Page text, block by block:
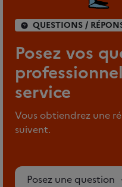
QUESTIONS /
Posez vos
service
Vous obtiendrez une
suivent.
Posez une question